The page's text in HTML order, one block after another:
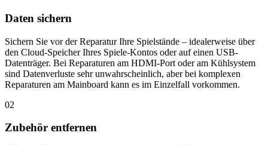
Daten sichern
Sichern Sie vor der Reparatur Ihre Spielstände – idealerweise über
den Cloud-Speicher Ihres Spiele-Kontos oder auf einen USB-
Datenträger. Bei Reparaturen am HDMI-Port oder am Kühlsystem
sind Datenverluste sehr unwahrscheinlich, aber bei komplexen
Reparaturen am Mainboard kann es im Einzelfall vorkommen.
02
Zubehör entfernen